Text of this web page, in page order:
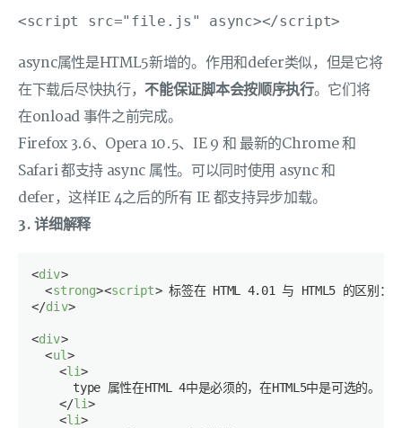
<script src="file.js" async></script>
async属性是HTML5新增的。作用和defer类似，但是它将
在下载后尽快执行， 不能保证脚本会按顺序执行。它们将
在onload 事件之前完成。
Firefox 3.6、Opera 10.5、IE 9 和 最新的Chrome 和
Safari 都支持 async 属性。可以同时使用 async 和
defer，这样IE 4之后的所有 IE 都支持异步加载。
3. 详细解释
<div>
<strong><script> 标签在 HTML 4.01 与 HTML5 的区别：
</div>
<div>
<ul>
<li>
      type 属性在HTML 4中是必须的，在HTML5中是可选的。
</li>
<li>